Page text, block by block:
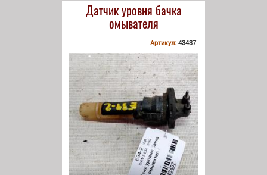
Датчик уровня бачка
омывателя
Артикул: 43437